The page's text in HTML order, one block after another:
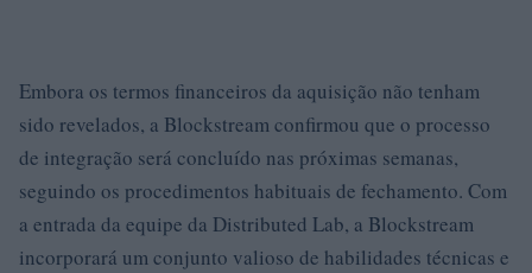
Embora os termos financeiros da aquisição não tenham
sido revelados, a Blockstream confirmou que o processo
de integração será concluído nas próximas semanas,
seguindo os procedimentos habituais de fechamento. Com
a entrada da equipe da Distributed Lab, a Blockstream
incorporará um conjunto valioso de habilidades técnicas e